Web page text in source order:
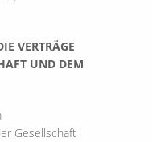
VERTRÄGE
UND DEM
Gesellschaft